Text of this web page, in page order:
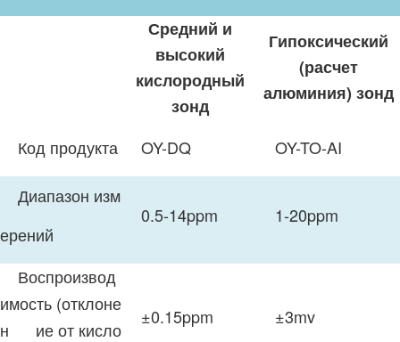
Средний и
высокий
кислородный
зонд
Гипоксический
(расчет
алюминия) зонд
Код продукта OY-DQ OY-TO-AI
Диапазон изм
ерений
0.5-14ppm 1-20ppm
Воспроизвод
имость (отклоне
н ие от кисло
±0.15ppm ±3mv